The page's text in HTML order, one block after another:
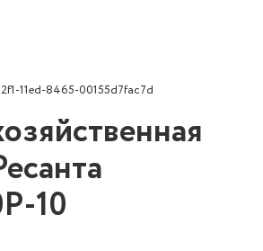
11ed-8465-00155d7fac7d
10